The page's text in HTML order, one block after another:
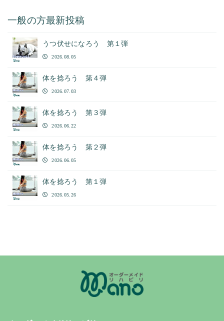
一般の方最新投稿
うつ伏せになろう 第１弾
2026.08.05
体を捻ろう 第４弾
2026.07.03
体を捻ろう 第３弾
2026.06.22
体を捻ろう 第２弾
2026.06.05
体を捻ろう 第１弾
2026.05.26